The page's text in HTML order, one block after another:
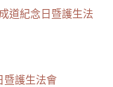
道紀念日暨護生法
暨護生法會